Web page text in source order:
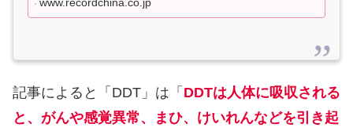
記事によると「DDT」は「 DDTは人体に吸収される
と、がんや感覚異常、まひ、けいれんなどを引き起